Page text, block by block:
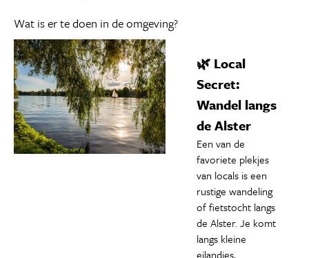
Wat is er te doen in de omgeving?
🌿 Local
Secret:
Wandel langs
de Alster
Een van de
favoriete plekjes
van locals is een
rustige wandeling
of fietstocht langs
de Alster. Je komt
langs kleine
eilandjes,